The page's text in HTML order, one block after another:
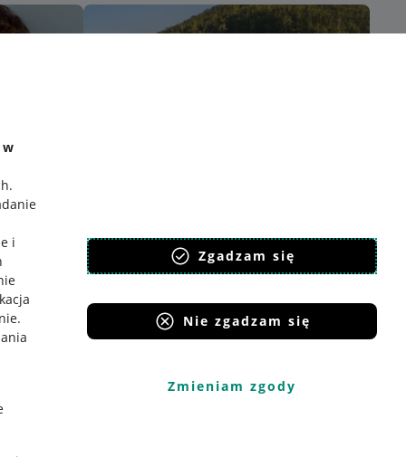
w
.
i
.
Zgadzam się
Nie zgadzam się
Zmieniam zgody